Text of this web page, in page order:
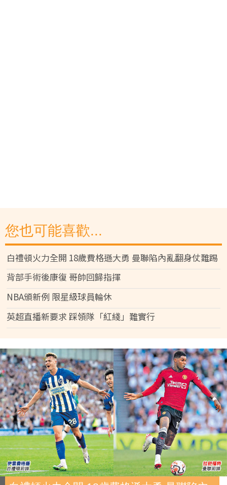
您也可能喜歡...
白禮頓火力全開 18歲費格遜大勇 曼聯陷內亂翻身仗難踢
背部手術後康復 哥帥回歸指揮
NBA頒新例 限星級球員輪休
英超直播新要求 踩領隊「紅綫」難實行